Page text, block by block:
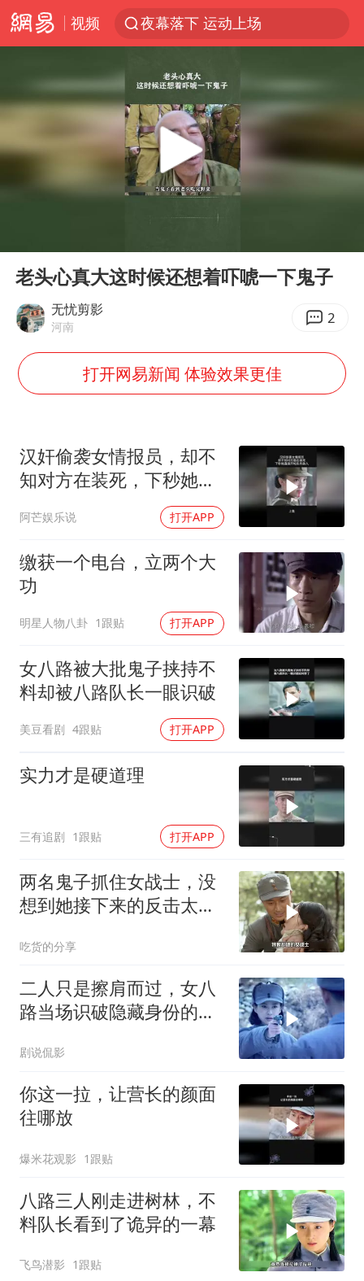
视频
夜幕落下 运动上场
男子结婚8年3个女儿均非亲生
“空调24小时开着更省电”不实
台风白海豚逼近 暴雨大暴雨来袭
公司“上四休三”但要降薪1000元
47岁妈妈突然产女 26岁女儿：很震惊
OpenAI为免费用户升级GPT-5.6 Luna
“中国蔬菜之乡”最高温达41.8℃
如何把百年大党建设得更加坚强有力？
Play
老头心真大这时候还想着吓唬一下鬼子
无忧剪影
河南 2
打开网易新闻 体验效果更佳
汉奸偷袭女情报员，却不
知对方在装死，下秒她直
阿芒娱乐说 打开APP
缴获一个电台，立两个大
功
明星人物八卦 1跟贴 打开APP
女八路被大批鬼子挟持不
料却被八路队长一眼识破
美豆看剧 4跟贴 打开APP
实力才是硬道理
三有追剧 1跟贴 打开APP
两名鬼子抓住女战士，没
想到她接下来的反击太解
吃货的分享
二人只是擦肩而过，女八
路当场识破隐藏身份的叛
剧说侃影
你这一拉，让营长的颜面
往哪放
爆米花观影 1跟贴
八路三人刚走进树林，不
料队长看到了诡异的一幕
飞鸟潜影 1跟贴